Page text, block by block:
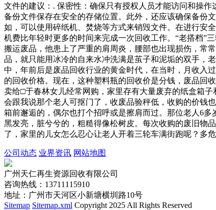
文件的建议：. 保密性：确保只有授权人员才能访问和操
备份文件保存在安全的存储位置。此外，还应该确保备份
如，可以使用碎纸机、焚烧等方式来销毁文件。在进行安
机费比年轻时更多的时间来完成一次回收工作。“老搭档”
搬运废品，他患上了严重的肩周炎，腰部也出现损伤，常
品，就只能用冰冷的自来水冲洗满是茧子和泥垢的双手，
中，年前后是废品回收行业的黄金时代，在当时，月收入
的回收价格。现在，这种塑料瓶的回收价是分钱，废品回
卖给□于春林女儿经常网购，家里存有大量废弃的纸盒箱
会跟我说那个老人可抠门了，收废品验秤低，收购的价钱
箱前邂逅的，偶尔也打个招呼或是擦肩而过。那位老人6
黑发亮，脏兮兮的，粗糙得像松树皮。每次收购的废旧物
了，家里的儿女怎么忍心让老人开着三轮车满街跑呢？多
公司动态 业界资讯 网站地图
广州天仁再生资源回收有限公司
咨询热线：13711115910
地址：广州市天河区小新塘横圳路10号
Sitemap Sitemap.xml Copyright 2025 All Rights Reserved